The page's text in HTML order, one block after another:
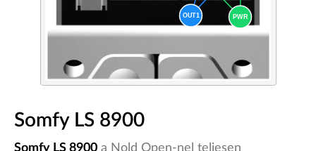
Somfy LS 8900
Somfy LS 8900 a Nold Open-nel teljesen